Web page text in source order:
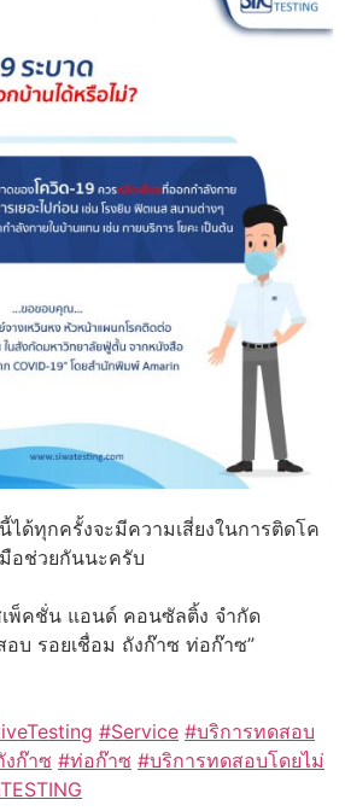
ด้ทุกครั้งจะมีความเสี่ยงในการติดโค
อช่วยกันนะครับ
พ็คชั่น แอนด์ คอนซัลติ้ง จำกัด
บ รอยเชื่อม ถังก๊าซ ท่อก๊าซ”
#Service #บริการทดสอบ
งก๊าซ #ท่อก๊าซ #บริการทดสอบโดยไม่